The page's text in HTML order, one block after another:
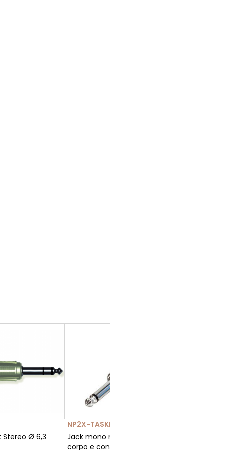
Ø 6,3
NP2X-TASKER-TN329
Jack mono maschio 6,3 con
corpo e contatti in nickel